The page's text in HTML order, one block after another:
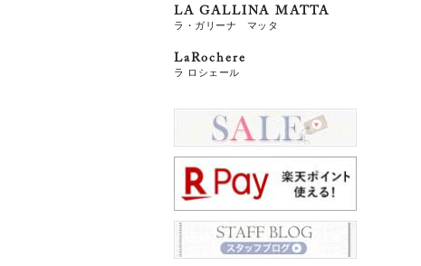
LA GALLINA MATTA
ラ・ガリーナ マッタ
LaRochere
ラ ロシェール